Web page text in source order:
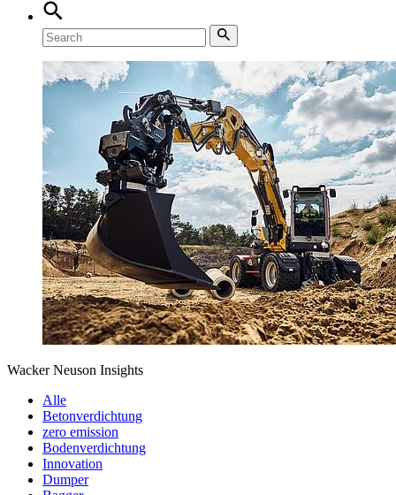
Wacker Neuson Insights
Alle
Betonverdichtung
zero emission
Bodenverdichtung
Innovation
Dumper